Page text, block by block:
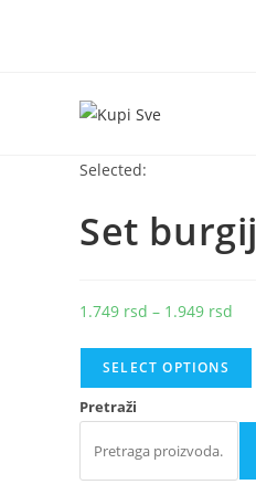
Selected:
Set
1.749 rsd – 1.949 rsd
do
SELECT OPTIONS
Pretraži